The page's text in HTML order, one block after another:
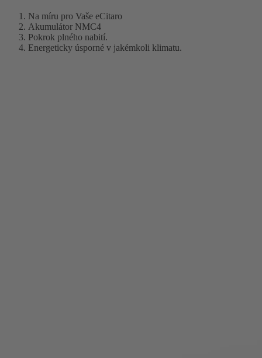
Na míru pro Vaše eCitaro
Akumulátor NMC4
Pokrok plného nabití.
Energeticky úsporné v jakémkoli klimatu.